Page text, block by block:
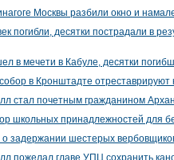
Москвы разбили окно и
погибли, десятки пострадали в
в мечети в Кабуле, десятки
в Кронштадте отреставрируют
стал почетным гражданином
школьных принадлежностей для
задержании шестерых
пожелал главе УПЦ сохранить